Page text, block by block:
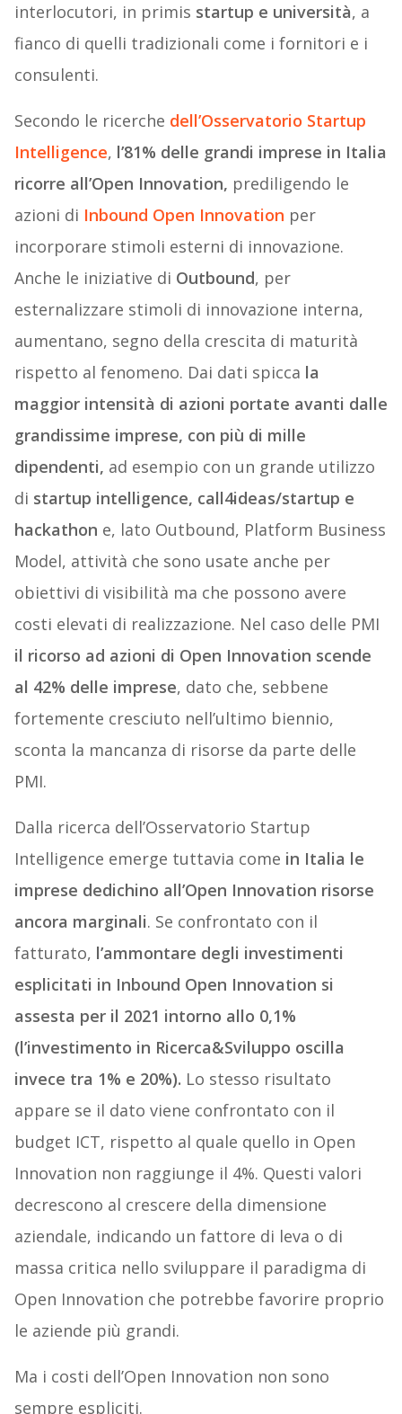
interlocutori, in primis startup e università, a
fianco di quelli tradizionali come i fornitori e i
consulenti.
Secondo le ricerche dell’Osservatorio Startup
Intelligence, l’81% delle grandi imprese in Italia
ricorre all’Open Innovation, prediligendo le
azioni di Inbound Open Innovation per
incorporare stimoli esterni di innovazione.
Anche le iniziative di Outbound, per
esternalizzare stimoli di innovazione interna,
aumentano, segno della crescita di maturità
rispetto al fenomeno. Dai dati spicca la
maggior intensità di azioni portate avanti dalle
grandissime impre­se, con più di mille
dipendenti, ad esempio con un grande utilizzo
di startup intelligence, call4ideas/startup e
hackathon e, lato Outbound, Platform Business
Model, attività che sono usate anche per
obiettivi di visibilità ma che possono avere
costi elevati di realizzazione. Nel caso delle PMI
il ricorso ad azioni di Open Innovation scende
al 42% delle imprese, dato che, sebbene
fortemente cresciuto nell’ultimo biennio,
sconta la mancanza di risorse da parte delle
PMI.
Dalla ricerca dell’Osservatorio Startup
Intelligence emerge tuttavia come in Italia le
imprese dedichino all’Open Innovation risorse
ancora marginali. Se confrontato con il
fatturato, l’ammontare degli investimenti
esplicitati in Inbound Open Innovation si
assesta per il 2021 intorno allo 0,1%
(l’investimento in Ricerca&Sviluppo oscilla
invece tra 1% e 20%). Lo stesso risultato
appare se il dato viene confrontato con il
budget ICT, rispetto al quale quello in Open
Innovation non raggiunge il 4%. Questi valori
decrescono al crescere della dimensione
aziendale, indicando un fattore di leva o di
massa critica nello sviluppare il paradigma di
Open Innovation che potrebbe favorire proprio
le aziende più grandi.
Ma i costi dell’Open Innovation non sono
sempre espliciti.